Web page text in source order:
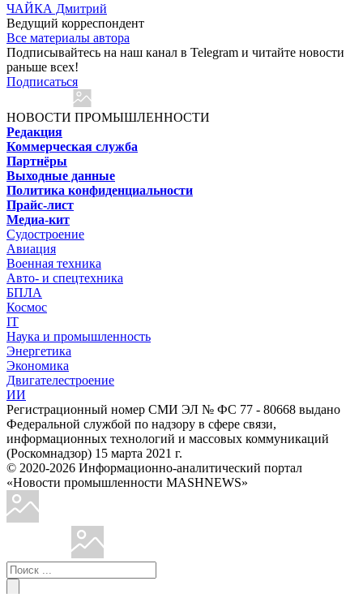
ЧАЙКА Дмитрий
Ведущий корреспондент
Все материалы автора
Подписывайтесь на наш канал в Telegram и читайте новости
раньше всех!
Подписаться
НОВОСТИ ПРОМЫШЛЕННОСТИ
Редакция
Коммерческая служба
Партнёры
Выходные данные
Политика конфиденциальности
Прайс-лист
Медиа-кит
Судостроение
Авиация
Военная техника
Авто- и спецтехника
БПЛА
Космос
IT
Наука и промышленность
Энергетика
Экономика
Двигателестроение
ИИ
Регистрационный номер СМИ ЭЛ № ФС 77 - 80668 выдано
Федеральной службой по надзору в сфере связи,
информационных технологий и массовых коммуникаций
(Роскомнадзор) 15 марта 2021 г.
© 2020-2026 Информационно-аналитический портал
«Новости промышленности MASHNEWS»